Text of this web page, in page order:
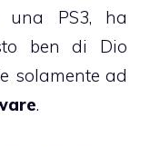
PS3, ha
ben di Dio
solamente ad
.